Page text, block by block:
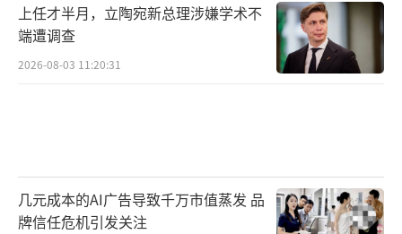
上任才半月，立陶宛新总理涉嫌学术不
端遭调查
2026-08-03 11:20:31
几元成本的AI广告导致千万市值蒸发 品
牌信任危机引发关注